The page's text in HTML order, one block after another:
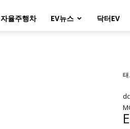
자율주행차 EV뉴스 닥터EV
태